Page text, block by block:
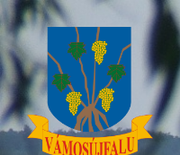
Skip
to
Content